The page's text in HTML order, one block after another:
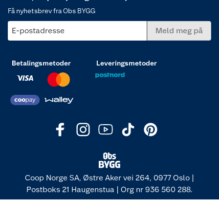
Få nyhetsbrev fra Obs BYGG
E-postadresse Meld meg på
Betalingsmetoder Leveringsmetoder
Coop Norge SA, Østre Aker vei 264, 0977 Oslo |
Postboks 21 Haugenstua | Org nr 936 560 288.